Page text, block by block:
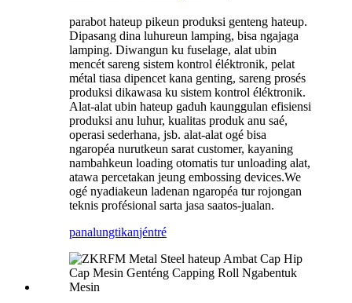
parabot hateup pikeun produksi genteng hateup.
Dipasang dina luhureun lamping, bisa ngajaga
lamping. Diwangun ku fuselage, alat ubin
mencét sareng sistem kontrol éléktronik, pelat
métal tiasa dipencet kana genting, sareng prosés
produksi dikawasa ku sistem kontrol éléktronik.
Alat-alat ubin hateup gaduh kaunggulan efisiensi
produksi anu luhur, kualitas produk anu saé,
operasi sederhana, jsb. alat-alat ogé bisa
ngaropéa nurutkeun sarat customer, kayaning
nambahkeun loading otomatis tur unloading alat,
atawa percetakan jeung embossing devices.We
ogé nyadiakeun ladenan ngaropéa tur rojongan
teknis profésional sarta jasa saatos-jualan.
panalungtikanjéntré